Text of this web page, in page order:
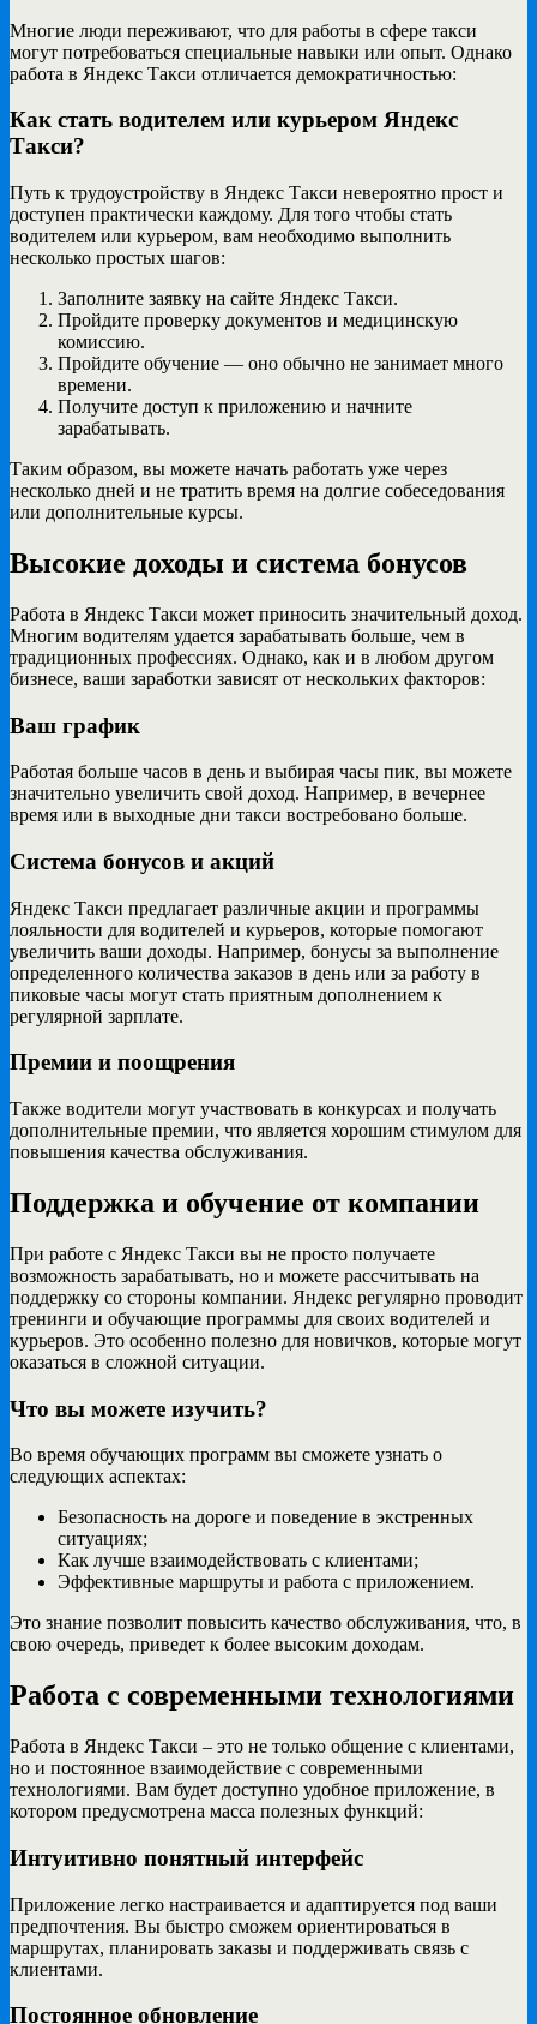
Многие люди переживают, что для работы в сфере такси
могут потребоваться специальные навыки или опыт. Однако
работа в Яндекс Такси отличается демократичностью:
Как стать водителем или курьером Яндекс
Такси?
Путь к трудоустройству в Яндекс Такси невероятно прост и
доступен практически каждому. Для того чтобы стать
водителем или курьером, вам необходимо выполнить
несколько простых шагов:
Заполните заявку на сайте Яндекс Такси.
Пройдите проверку документов и медицинскую
комиссию.
Пройдите обучение — оно обычно не занимает много
времени.
Получите доступ к приложению и начните
зарабатывать.
Таким образом, вы можете начать работать уже через
несколько дней и не тратить время на долгие собеседования
или дополнительные курсы.
Высокие доходы и система бонусов
Работа в Яндекс Такси может приносить значительный доход.
Многим водителям удается зарабатывать больше, чем в
традиционных профессиях. Однако, как и в любом другом
бизнесе, ваши заработки зависят от нескольких факторов:
Ваш график
Работая больше часов в день и выбирая часы пик, вы можете
значительно увеличить свой доход. Например, в вечернее
время или в выходные дни такси востребовано больше.
Система бонусов и акций
Яндекс Такси предлагает различные акции и программы
лояльности для водителей и курьеров, которые помогают
увеличить ваши доходы. Например, бонусы за выполнение
определенного количества заказов в день или за работу в
пиковые часы могут стать приятным дополнением к
регулярной зарплате.
Премии и поощрения
Также водители могут участвовать в конкурсах и получать
дополнительные премии, что является хорошим стимулом для
повышения качества обслуживания.
Поддержка и обучение от компании
При работе с Яндекс Такси вы не просто получаете
возможность зарабатывать, но и можете рассчитывать на
поддержку со стороны компании. Яндекс регулярно проводит
тренинги и обучающие программы для своих водителей и
курьеров. Это особенно полезно для новичков, которые могут
оказаться в сложной ситуации.
Что вы можете изучить?
Во время обучающих программ вы сможете узнать о
следующих аспектах:
Безопасность на дороге и поведение в экстренных
ситуациях;
Как лучше взаимодействовать с клиентами;
Эффективные маршруты и работа с приложением.
Это знание позволит повысить качество обслуживания, что, в
свою очередь, приведет к более высоким доходам.
Работа с современными технологиями
Работа в Яндекс Такси – это не только общение с клиентами,
но и постоянное взаимодействие с современными
технологиями. Вам будет доступно удобное приложение, в
котором предусмотрена масса полезных функций:
Интуитивно понятный интерфейс
Приложение легко настраивается и адаптируется под ваши
предпочтения. Вы быстро сможем ориентироваться в
маршрутах, планировать заказы и поддерживать связь с
клиентами.
Постоянное обновление